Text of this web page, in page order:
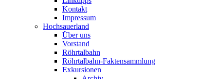
Kontakt
Impressum
Hochsauerland
Über uns
Vorstand
Röhrtalbahn
Röhrtalbahn-Faktensammlung
Exkursionen